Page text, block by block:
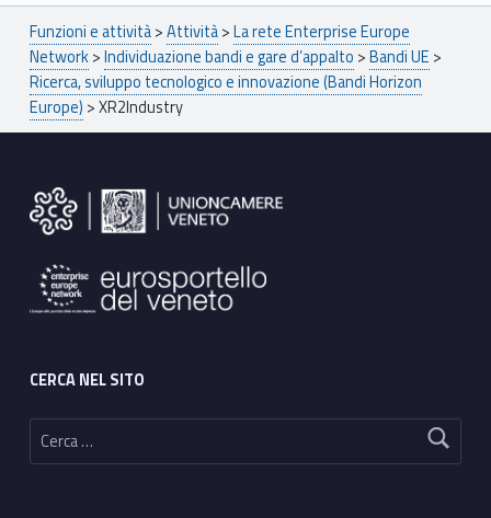
Breadcrumbs navigation
Funzioni e attività>Attività>La rete Enterprise Europe
Network>Individuazione bandi e gare d’appalto >Bandi UE >
Ricerca, sviluppo tecnologico e innovazione (Bandi Horizon
Europe) >XR2Industry
CERCA NEL SITO
Ricerca per: